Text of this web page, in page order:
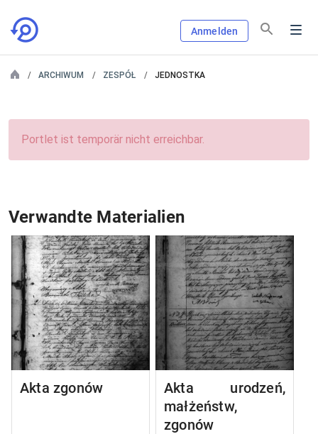
Anmelden
ARCHIWUM ZESPÓŁ JEDNOSTKA
Portlet ist temporär nicht erreichbar.
Verwandte Materialien
Akta zgonów
Akta urodzeń,
małżeństw,
zgonów